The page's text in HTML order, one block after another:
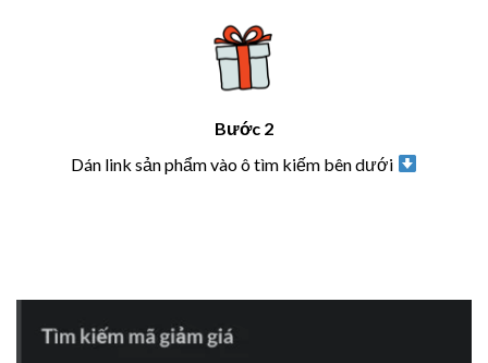
Bước 2
Dán link sản phẩm vào ô tìm kiếm bên dưới